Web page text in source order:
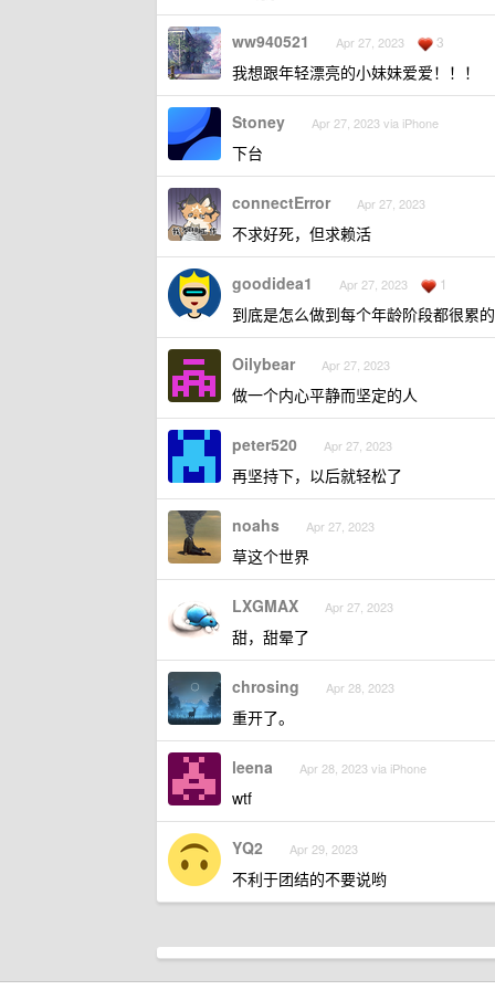
ww940521 Apr 27, 2023 3
我想跟年轻漂亮的小妹妹爱爱！！！
Stoney Apr 27, 2023 via iPhone
下台
connectError Apr 27, 2023
不求好死，但求赖活
goodidea1 Apr 27, 2023 1
到底是怎么做到每个年龄阶段都很累的
Oilybear Apr 27, 2023
做一个内心平静而坚定的人
peter520 Apr 27, 2023
再坚持下，以后就轻松了
noahs Apr 27, 2023
草这个世界
LXGMAX Apr 27, 2023
甜，甜晕了
chrosing Apr 28, 2023
重开了。
leena Apr 28, 2023 via iPhone
wtf
YQ2 Apr 29, 2023
不利于团结的不要说哟